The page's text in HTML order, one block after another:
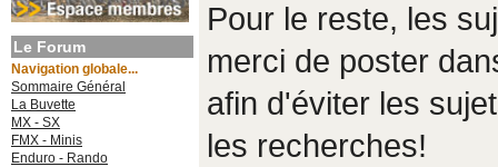
Le Forum
Navigation globale...
Sommaire Général
La Buvette
MX - SX
FMX - Minis
Enduro - Rando
Pour le reste, les
merci de poster
afin d'éviter les
les recherches!